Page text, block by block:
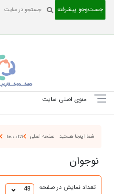
جست‌و‌جو پیشرفته
منوی اصلی سایت
شما اینجا هستید صفحه اصلی کتاب ها
نوجوان
48 تعداد نمایش در صفحه